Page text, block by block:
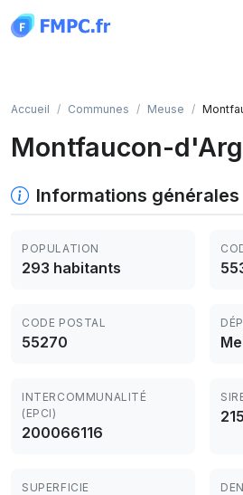
Accueil Communes Meuse
Montfaucon-
Informations générales
POPULATION
293 habitants
CODE POSTAL
55270
INTERCOMMUNALITÉ
(EPCI)
200066116
SUPERFICIE
Panneau de gestion des cookies